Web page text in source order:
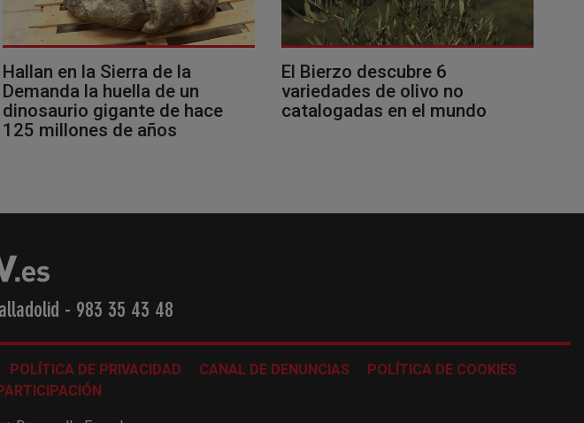
Hallan en la Sierra de la
Demanda la huella de un
dinosaurio gigante de hace
125 millones de años
El Bierzo descubre 6
variedades de olivo no
catalogadas en el mundo
- 983 35 43 48
POLÍTICA DE PRIVACIDAD CANAL DE DENUNCIAS
POLÍTICA DE COOKIES